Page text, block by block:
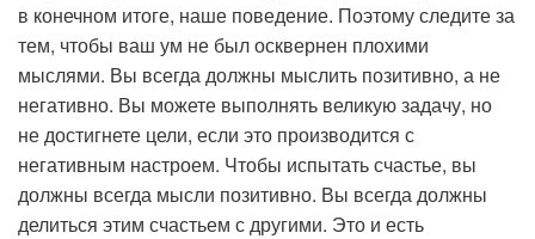
в конечном итоге, наше поведение. Поэтому следите за
тем, чтобы ваш ум не был осквернен плохими
мыслями. Вы всегда должны мыслить позитивно, а не
негативно. Вы можете выполнять великую задачу, но
не достигнете цели, если это производится с
негативным настроем. Чтобы испытать счастье, вы
должны всегда мысли позитивно. Вы всегда должны
делиться этим счастьем с другими. Это и есть